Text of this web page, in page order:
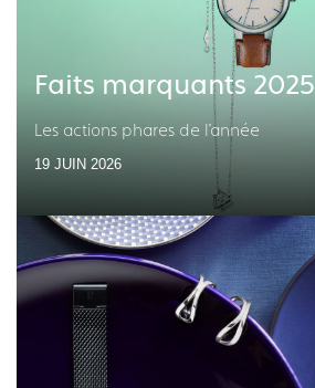
Faits marquants 2025
Les actions phares de l'année
19 JUIN 2026